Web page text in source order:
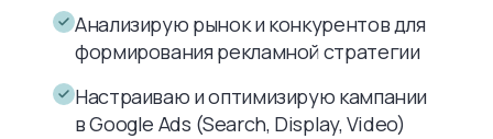
Анализирую рынок и конкурентов для
формирования рекламной стратегии
Настраиваю и оптимизирую кампании
в Google Ads (Search, Display, Video)